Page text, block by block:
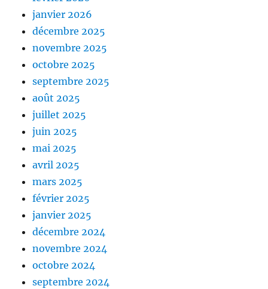
janvier 2026
décembre 2025
novembre 2025
octobre 2025
septembre 2025
août 2025
juillet 2025
juin 2025
mai 2025
avril 2025
mars 2025
février 2025
janvier 2025
décembre 2024
novembre 2024
octobre 2024
septembre 2024